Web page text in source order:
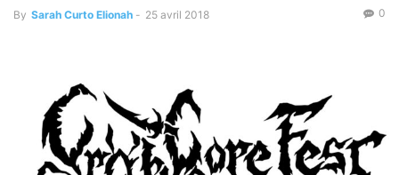
By Sarah Curto Elionah - 25 avril 2018 0